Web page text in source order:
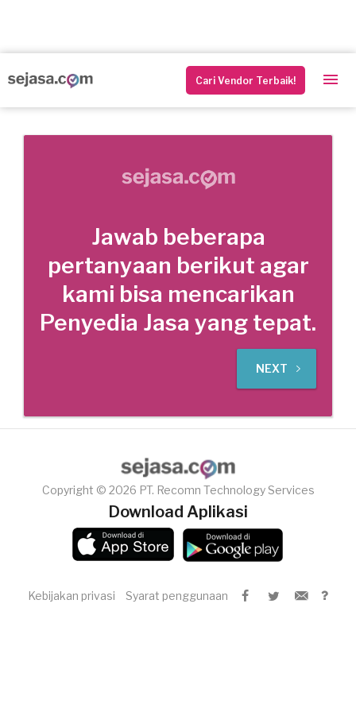
Cari Vendor Terbaik!
Jawab beberapa
pertanyaan berikut agar
kami bisa mencarikan
Penyedia Jasa yang tepat.
NEXT
Copyright © 2026 PT. Recomn Technology Services
Download Aplikasi
Kebijakan privasi Syarat penggunaan